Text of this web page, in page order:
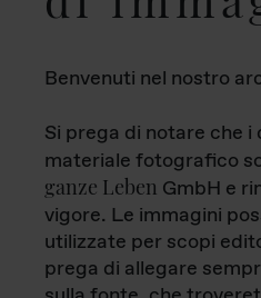
Benvenuti nel nostro
Si prega di notare che
materiale fotografico
ganze Leben GmbH e
vigore. Le immagini
utilizzate per scopi
prega di allegare